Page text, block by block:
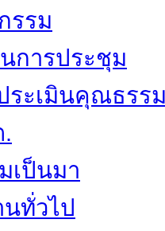
รรม
การประชุม
ระเมินคุณธรร
เป็นมา
ทั่วไป